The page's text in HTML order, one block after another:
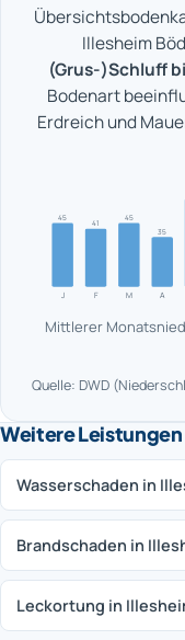
Illesheim
(Grus-)Schluff
Bodenart
Erdreich und
J
45
F
41
M
45
A
35
Mittlerer
Quelle: DWD
Weitere Leistungen
Wasserschaden in
Brandschaden in
Leckortung in